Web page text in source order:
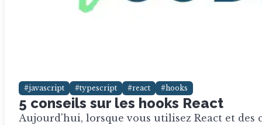
#javascript #typescript #react #hooks
5 conseils sur les hooks React
Aujourd'hui, lorsque vous utilisez React et des